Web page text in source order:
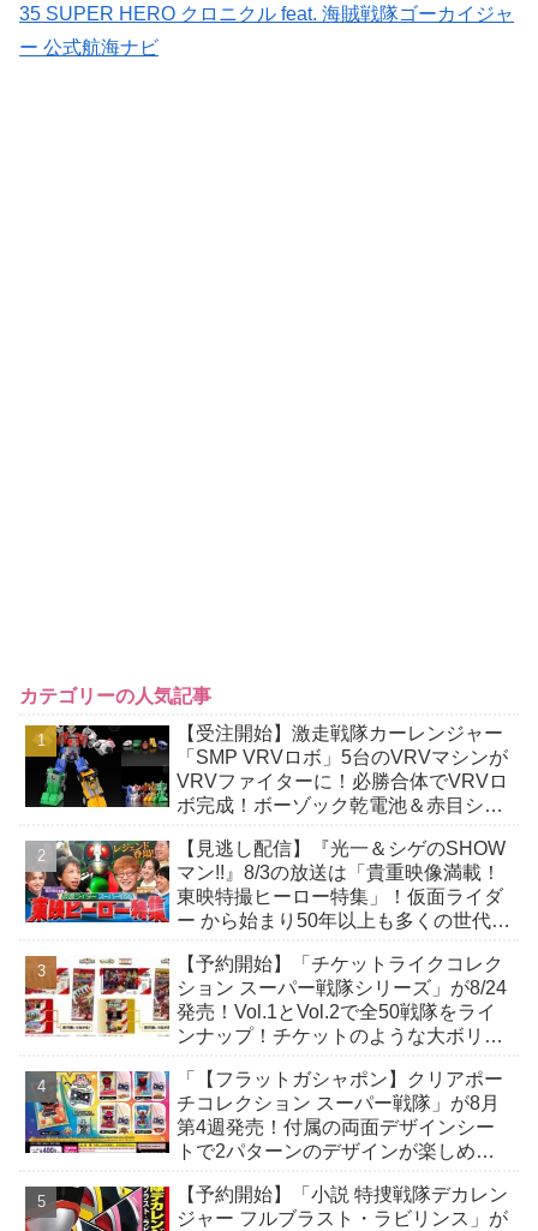
35 SUPER HERO クロニクル feat. 海賊戦隊ゴーカイジャ
ー 公式航海ナビ
カテゴリーの人気記事
【受注開始】激走戦隊カーレンジャー
「SMP VRVロボ」5台のVRVマシンが
VRVファイターに！必勝合体でVRVロ
ボ完成！ボーゾック乾電池＆赤目シー
【見逃し配信】『光一＆シゲのSHOW
マン!!』8/3の放送は「貴重映像満載！
東映特撮ヒーロー特集」！仮面ライダ
ー から始まり50年以上も多くの世代に
かす！
【予約開始】「チケットライクコレク
ション スーパー戦隊シリーズ」が8/24
発売！Vol.1とVol.2で全50戦隊をライ
ンナップ！チケットのような大ボリュ
「【フラットガシャポン】クリアポー
チコレクション スーパー戦隊」が8月
第4週発売！付属の両面デザインシー
トで2パターンのデザインが楽しめ
【予約開始】「小説 特捜戦隊デカレン
ジャー フルブラスト・ラビリンス」が